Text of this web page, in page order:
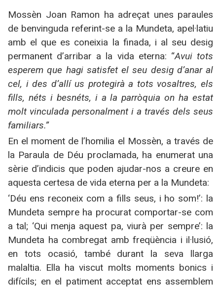
Mossèn Joan Ramon ha adreçat unes paraules
de benvinguda referint-se a la Mundeta, apel·latiu
amb el que es coneixia la finada, i al seu desig
permanent d’arribar a la vida eterna: “Avui tots
esperem que hagi satisfet el seu desig d’anar al
cel, i des d’allí us protegirà a tots vosaltres, els
fills, néts i besnéts, i a la parròquia on ha estat
molt vinculada personalment i a través dels seus
familiars.”
En el moment de l’homilia el Mossèn, a través de
la Paraula de Déu proclamada, ha enumerat una
sèrie d’indicis que poden ajudar-nos a creure en
aquesta certesa de vida eterna per a la Mundeta:
‘Déu ens reconeix com a fills seus, i ho som!’: la
Mundeta sempre ha procurat comportar-se com
a tal; ‘Qui menja aquest pa, viurà per sempre’: la
Mundeta ha combregat amb freqüència i il·lusió,
en tots ocasió, també durant la seva llarga
malaltia. Ella ha viscut molts moments bonics i
difícils; en el patiment acceptat ens assemblem